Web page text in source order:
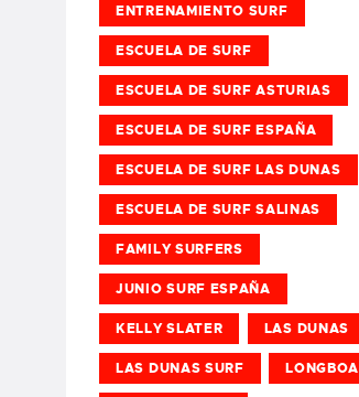
ENTRENAMIENTO SURF
ESCUELA DE SURF
ESCUELA DE SURF ASTURIAS
ESCUELA DE SURF ESPAÑA
ESCUELA DE SURF LAS DUNAS
ESCUELA DE SURF SALINAS
FAMILY SURFERS
JUNIO SURF ESPAÑA
KELLY SLATER LAS DUNAS
LAS DUNAS SURF